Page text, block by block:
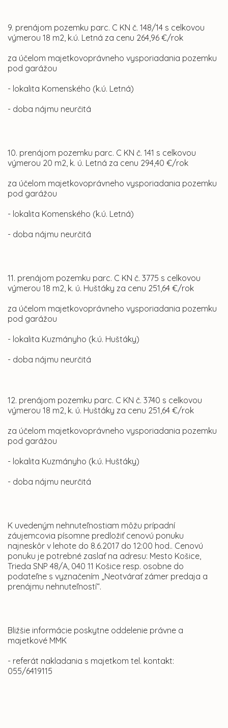
9. prenájom pozemku parc. C KN č. 148/14 s celkovou
výmerou 18 m2, k.ú. Letná za cenu 264,96 €/rok
za účelom majetkovoprávneho vysporiadania pozemku
pod garážou
- lokalita Komenského (k.ú. Letná)
- doba nájmu neurčitá
10. prenájom pozemku parc. C KN č. 141 s celkovou
výmerou 20 m2, k. ú. Letná za cenu 294,40 €/rok
za účelom majetkovoprávneho vysporiadania pozemku
pod garážou
- lokalita Komenského (k.ú. Letná)
- doba nájmu neurčitá
11. prenájom pozemku parc. C KN č. 3775 s celkovou
výmerou 18 m2, k. ú. Huštáky za cenu 251,64 €/rok
za účelom majetkovoprávneho vysporiadania pozemku
pod garážou
- lokalita Kuzmányho (k.ú. Huštáky)
- doba nájmu neurčitá
12. prenájom pozemku parc. C KN č. 3740 s celkovou
výmerou 18 m2, k. ú. Huštáky za cenu 251,64 €/rok
za účelom majetkovoprávneho vysporiadania pozemku
pod garážou
- lokalita Kuzmányho (k.ú. Huštáky)
- doba nájmu neurčitá
K uvedeným nehnuteľnostiam môžu prípadní
záujemcovia písomne predložiť cenovú ponuku
najneskôr v lehote do 8.6.2017 do 12:00 hod.. Cenovú
ponuku je potrebné zaslať na adresu: Mesto Košice,
Trieda SNP 48/A, 040 11 Košice resp. osobne do
podateľne s vyznačením „Neotvárať zámer predaja a
prenájmu nehnuteľností“.
Bližšie informácie poskytne oddelenie právne a
majetkové MMK
- referát nakladania s majetkom tel. kontakt:
055/6419115